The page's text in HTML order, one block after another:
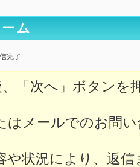
ム
完了
「次へ」ボタンを
はメールでのお問
状況により、返